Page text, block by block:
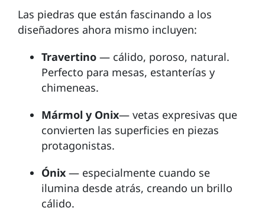
Las piedras que están fascinando a los
diseñadores ahora mismo incluyen:
Travertino — cálido, poroso, natural.
Perfecto para mesas, estanterías y
chimeneas.
Mármol y Onix— vetas expresivas que
convierten las superficies en piezas
protagonistas.
Ónix — especialmente cuando se
ilumina desde atrás, creando un brillo
cálido.